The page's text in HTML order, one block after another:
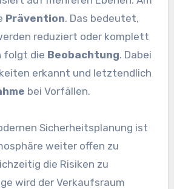
Prävention. Das bedeutet,
reduziert oder komplett
folgt die Beobachtung. Dabei
erkannt und letztendlich
bei Vorfällen.
Sicherheitsplanung ist
weiter offen zu
die Risiken zu
wird der Verkaufsraum